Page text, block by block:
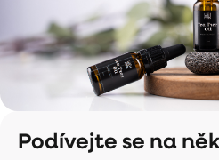
Podívejte se na